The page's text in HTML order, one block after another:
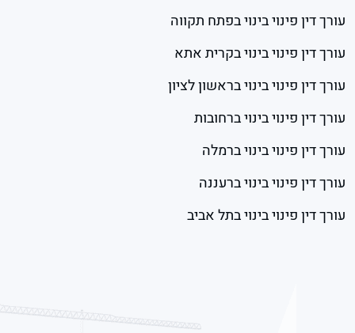
עורך דין פינוי בינוי בפתח תקווה
עורך דין פינוי בינוי בקרית אתא
עורך דין פינוי בינוי בראשון לציון
עורך דין פינוי בינוי ברחובות
עורך דין פינוי בינוי ברמלה
עורך דין פינוי בינוי ברעננה
עורך דין פינוי בינוי בתל אביב